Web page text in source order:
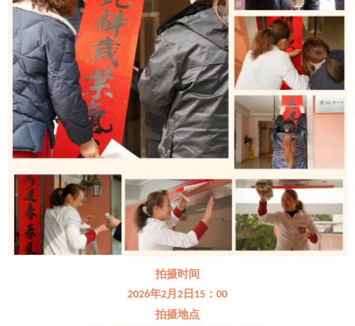
拍摄时间
2026年2月 2 日 15 ： 00
拍摄地点